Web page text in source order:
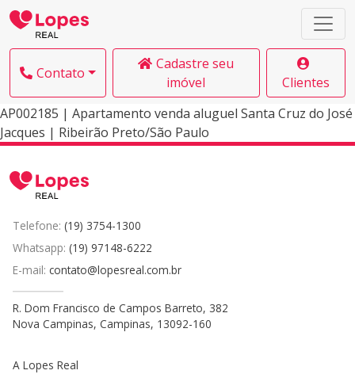
Contato
Cadastre seu
imóvel
Clientes
AP002185 | Apartamento venda aluguel Santa Cruz do José
Jacques | Ribeirão Preto/São Paulo
Telefone: (19) 3754-1300
Whatsapp: (19) 97148-6222
E-mail: contato@lopesreal.com.br
R. Dom Francisco de Campos Barreto, 382
Nova Campinas, Campinas, 13092-160
A Lopes Real